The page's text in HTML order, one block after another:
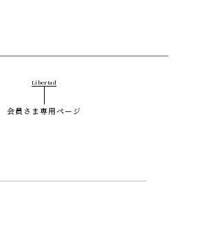
Libertad
会員さま専用ページ